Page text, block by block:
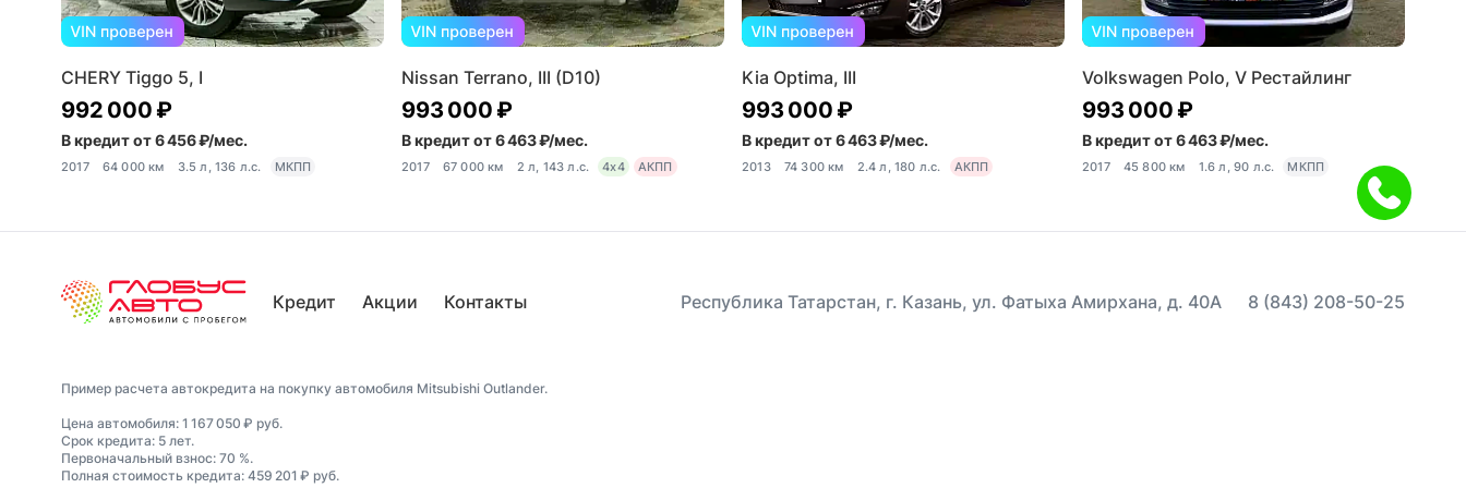
CHERY Tiggo 5, I
992 000 ₽
В кредит от 6 456 ₽/мес.
2017 64 000 км 3.5 л, 136 л.с. МКПП
Nissan Terrano, III (D10)
993 000 ₽
В кредит от 6 463 ₽/мес.
2017 67 000 км 2 л, 143 л.с. 4x4 АКПП
Kia Optima, III
993 000 ₽
В кредит от 6 463 ₽/мес.
2013 74 300 км 2.4 л, 180 л.с. АКПП
Volkswagen Polo, V Рестайлинг
993 000 ₽
В кредит от 6 463 ₽/мес.
2017 45 800 км 1.6 л, 90 л.с. МКПП
Кредит Акции Контакты Республика Татарстан, г. Казань, ул. Фатыха Амирхана, д. 40А 8 (843) 208-50-25
Пример расчета автокредита на покупку автомобиля Mitsubishi Outlander.
Цена автомобиля: 1 167 050 ₽ руб.
Срок кредита: 5 лет.
Первоначальный взнос: 70 %.
Полная стоимость кредита: 459 201 ₽ руб.